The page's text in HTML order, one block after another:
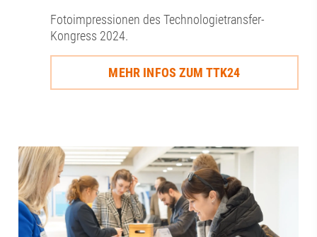
Fotoimpressionen des Technologietransfer-
Kongress 2024.
MEHR INFOS ZUM TTK24